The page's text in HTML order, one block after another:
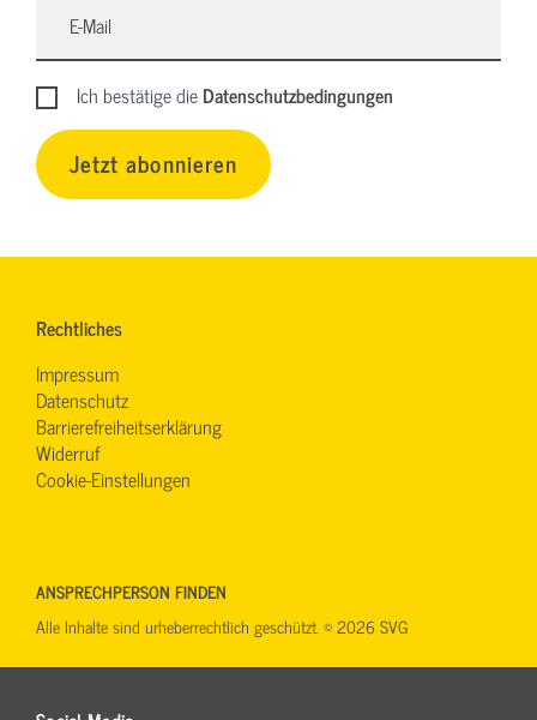
Ich bestätige dieDatenschutzbedingungen
Jetzt abonnieren
Rechtliches
Impressum
Datenschutz
Barrierefreiheitserklärung
Widerruf
Cookie-Einstellungen
ANSPRECHPERSON FINDEN
Alle Inhalte sind urheberrechtlich geschützt. © 2026 SVG